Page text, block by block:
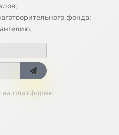
фонда;
на платформе